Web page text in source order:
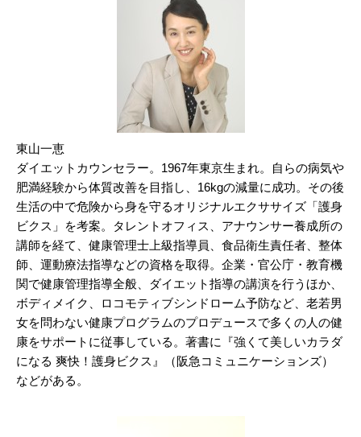
東山一恵
ダイエットカウンセラー。1967年東京生まれ。自らの病気や
肥満経験から体質改善を目指し、16kgの減量に成功。その後
生活の中で危険から身を守るオリジナルエクササイズ「護身
ビクス」を考案。タレントオフィス、アナウンサー養成所の
講師を経て、健康管理士上級指導員、食品衛生責任者、整体
師、運動療法指導などの資格を取得。企業・官公庁・教育機
関で健康管理指導全般、ダイエット指導の講演を行うほか、
ボディメイク、ロコモティブシンドローム予防など、老若男
女を問わない健康プログラムのプロデュースで多くの人の健
康をサポートに従事している。著書に『強くて美しいカラダ
になる 爽快！護身ビクス』（阪急コミュニケーションズ）
などがある。